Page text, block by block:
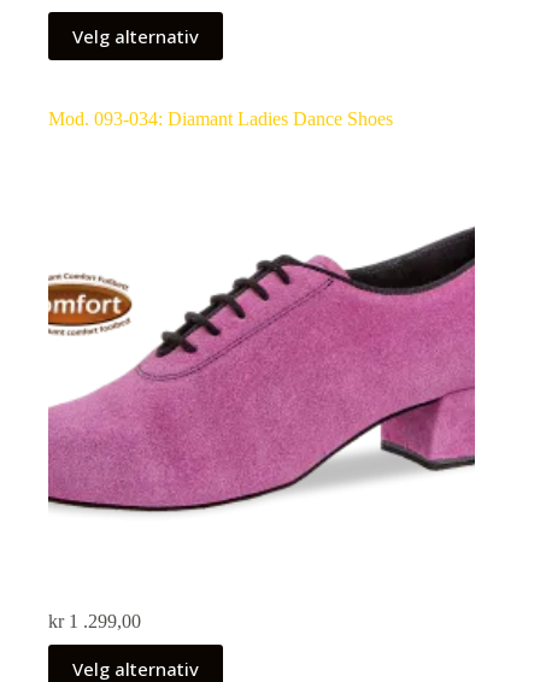
Velg alternativ
Mod. 093-034: Diamant Ladies Dance Shoes
kr1 .299,00
Velg alternativ